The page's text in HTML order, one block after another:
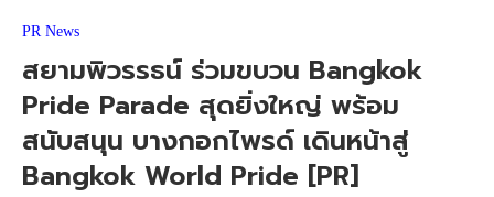
PR News
สยามพิวรรธน์ ร่วมขบวน Bangkok
Pride Parade สุดยิ่งใหญ่ พร้อม
สนับสนุน บางกอกไพรด์ เดินหน้าสู่
Bangkok World Pride [PR]